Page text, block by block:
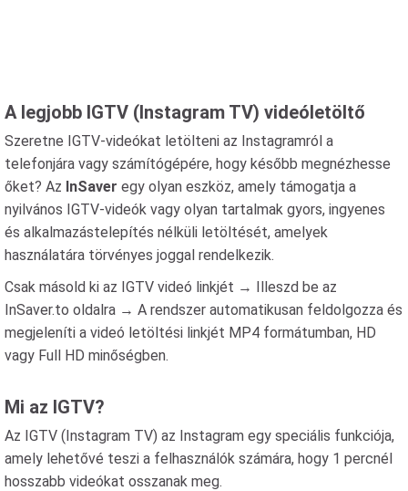
A legjobb IGTV (Instagram TV) videóletöltő
Szeretne IGTV-videókat letölteni az Instagramról a
telefonjára vagy számítógépére, hogy később megnézhesse
őket? Az InSaver egy olyan eszköz, amely támogatja a
nyilvános IGTV-videók vagy olyan tartalmak gyors, ingyenes
és alkalmazástelepítés nélküli letöltését, amelyek
használatára törvényes joggal rendelkezik.
Csak másold ki az IGTV videó linkjét → Illeszd be az
InSaver.to oldalra → A rendszer automatikusan feldolgozza és
megjeleníti a videó letöltési linkjét MP4 formátumban, HD
vagy Full HD minőségben.
Mi az IGTV?
Az IGTV (Instagram TV) az Instagram egy speciális funkciója,
amely lehetővé teszi a felhasználók számára, hogy 1 percnél
hosszabb videókat osszanak meg.